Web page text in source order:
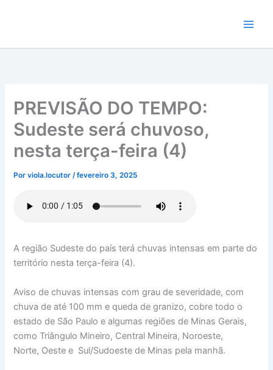
conteúdo
PREVISÃO DO TEMPO:
Sudeste será chuvoso,
nesta terça-feira (4)
Porviola.locutor/fevereiro 3, 2025
A região Sudeste do país terá chuvas intensas em parte do
território nesta terça-feira (4).
Aviso de chuvas intensas com grau de severidade, com
chuva de até 100 mm e queda de granizo, cobre todo o
estado de São Paulo e algumas regiões de Minas Gerais,
como Triângulo Mineiro, Central Mineira, Noroeste,
Norte, Oeste e Sul/Sudoeste de Minas pela manhã.